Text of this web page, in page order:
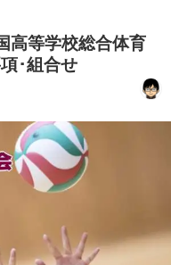
高等学校総合体育
･組合せ